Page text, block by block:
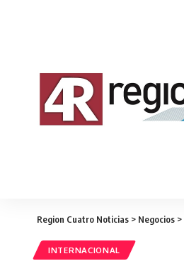
Region Cuatro Noticias > Negocios >
INTERNACIONAL